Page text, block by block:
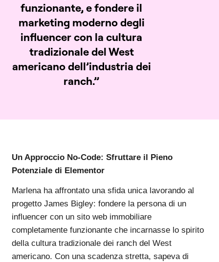
funzionante,e fondere il
marketing moderno degli
influencercon la cultura
tradizionale del West
americano dell’industria dei
ranch.”
Un Approccio No-Code: Sfruttare il Pieno
Potenziale di Elementor
Marlena ha affrontato una sfida unica lavorando al
progetto James Bigley: fondere la persona di un
influencer con un sito web immobiliare
completamente funzionante che incarnasse lo spirito
della cultura tradizionale dei ranch del West
americano. Con una scadenza stretta, sapeva di